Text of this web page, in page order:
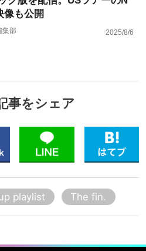
像も公開
集部 2025/8/6
事をシェア
playlist The fin.